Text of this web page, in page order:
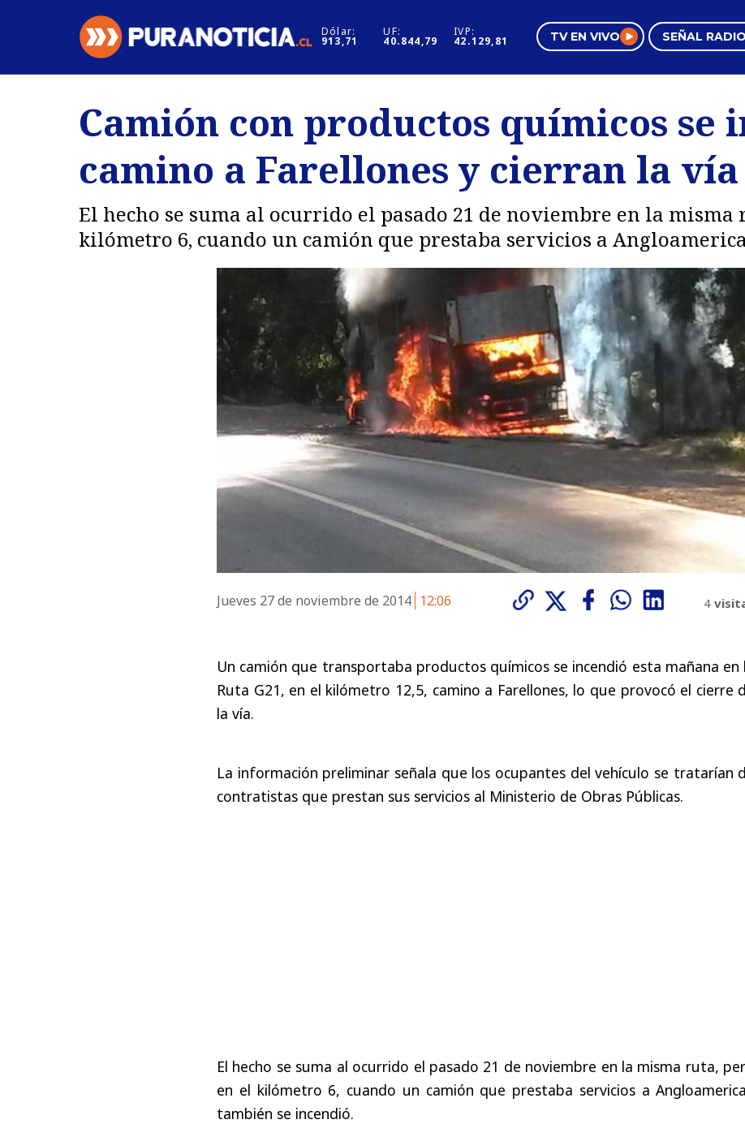
Dólar:
913,71
UF:
40.844,79
IVP:
42.129,81 TV EN VIVO SEÑAL
Regiones
Deportes
Internacional
Motores
Negocios
Pura Mujer Videos
Camión con productos químicos se
camino a Farellones y cierran la vía
El hecho se suma al ocurrido el pasado 21 de noviembre en la misma
kilómetro 6, cuando un camión que prestaba servicios a
Jueves 27 de noviembre de 2014 12:06 4
Un camión que transportaba productos químicos se incendió esta mañana en
Ruta G21, en el kilómetro 12,5, camino a Farellones, lo que provocó el cierre
la vía.
La información preliminar señala que los ocupantes del vehículo se tratarían
contratistas que prestan sus servicios al Ministerio de Obras Públicas.
El hecho se suma al ocurrido el pasado 21 de noviembre en la misma ruta,
en el kilómetro 6, cuando un camión que prestaba servicios a
también se incendió.